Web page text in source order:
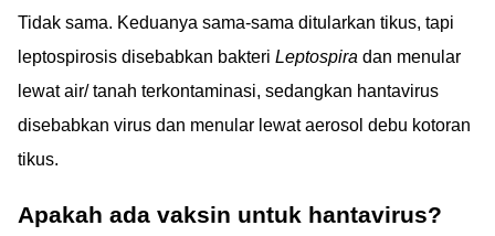
Tidak sama. Keduanya sama-sama ditularkan tikus, tapi
leptospirosis disebabkan bakteri Leptospira dan menular
lewat air/ tanah terkontaminasi, sedangkan hantavirus
disebabkan virus dan menular lewat aerosol debu kotoran
tikus.
Apakah ada vaksin untuk hantavirus?